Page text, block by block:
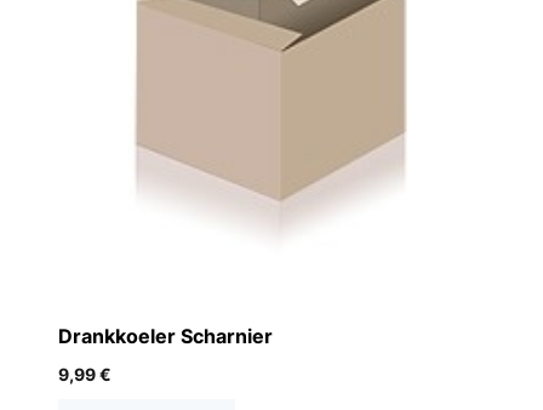
Drankkoeler Scharnier
9,99 €